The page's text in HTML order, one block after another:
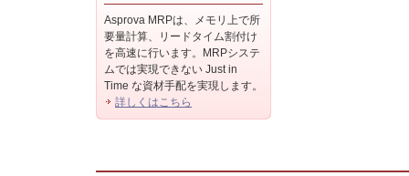
Asprova MRPは、メモリ上で所
要量計算、リードタイム割付け
を高速に行います。MRPシステ
ムでは実現できない Just in
Time な資材手配を実現します。
詳しくはこちら